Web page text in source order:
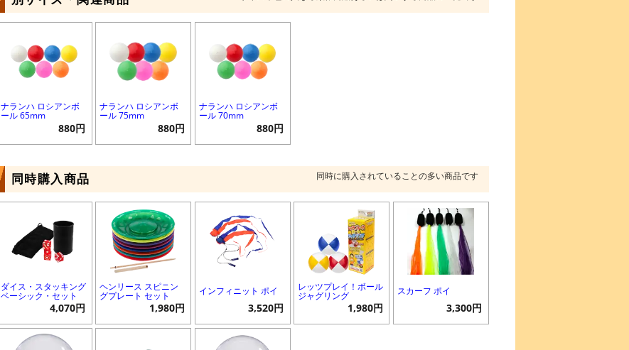
ナランハ ロシアンボ
ール 65mm
880円
ナランハ ロシアンボ
ール 75mm
880円
ナランハ ロシアンボ
ール 70mm
880円
同時購入商品 同時に購入されていることの多い商品です
ダイス・スタッキング
ベーシック・セット
4,070円
ヘンリース スピニン
グプレート セット
1,980円
インフィニット ポイ
3,520円
レッツプレイ！ボール
ジャグリング
1,980円
スカーフ ポイ
3,300円